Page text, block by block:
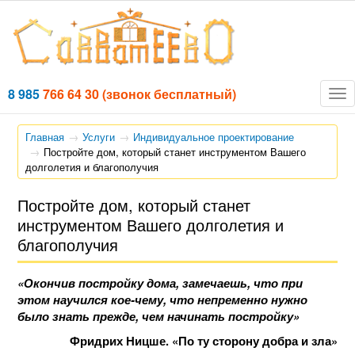
8 985766 64 30(звонок бесплатный)
Главная Услуги
Индивидуальное проектирование
Постройте дом, который станет инструментом Вашего
долголетия и благополучия
Постройте дом, который станет
инструментом Вашего долголетия и
благополучия
«Окончив постройку дома, замечаешь, что при
этом научился кое-чему, что непременно нужно
было знать прежде, чем начинать постройку»
Фридрих Ницше. «По ту сторону добра и зла»